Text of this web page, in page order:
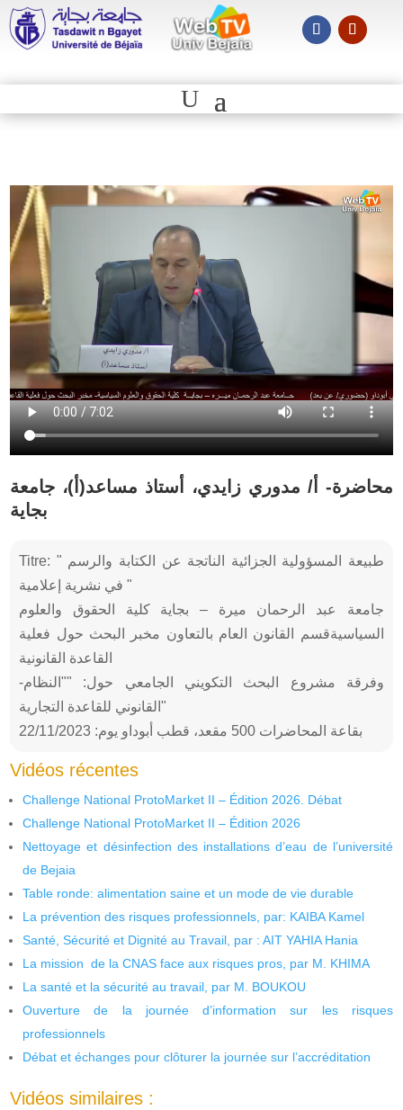
محاضرة- أ/ مدوري زايدي، أستاذ مساعد(أ)، جامعة
بجاية
Titre: " طبيعة المسؤولية الجزائية الناتجة عن الكتابة والرسم
في نشرية إعلامية "
جامعة عبد الرحمان ميرة – بجاية كلية الحقوق والعلوم
السياسيةقسم القانون العام بالتعاون مخبر البحث حول فعلية
القاعدة القانونية
-وفرقة مشروع البحث التكويني الجامعي حول: ""النظام
القانوني للقاعدة التجارية"
بقاعة المحاضرات 500 مقعد، قطب أبوداو يوم: 22/11/2023
Vidéos récentes
Challenge National ProtoMarket II – Édition 2026. Débat
Challenge National ProtoMarket II – Édition 2026
Nettoyage et désinfection des installations d’eau de l’université
de Bejaia
Table ronde: alimentation saine et un mode de vie durable
La prévention des risques professionnels, par: KAIBA Kamel
Santé, Sécurité et Dignité au Travail, par : AIT YAHIA Hania
La mission de la CNAS face aux risques pros, par M. KHIMA
La santé et la sécurité au travail, par M. BOUKOU
Ouverture de la journée d’information sur les risques
professionnels
Débat et échanges pour clôturer la journée sur l’accréditation
Vidéos similaires :